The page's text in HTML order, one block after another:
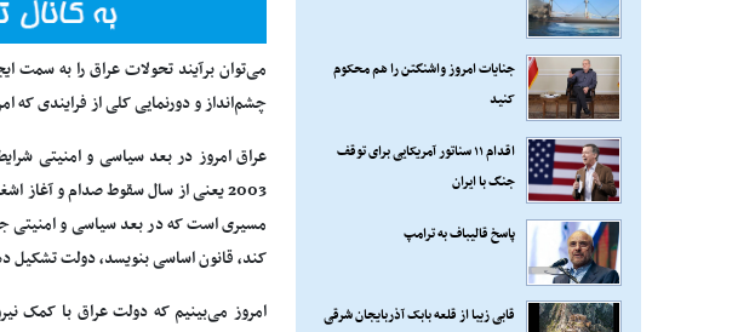
جنایات امروز واشنگتن را هم محکوم
کنید
اقدام ۱۱ سناتور آمریکایی برای توقف
جنگ با ایران
پاسخ قالیباف به ترامپ
قابی زیبا از قلعه بابک آذربایجان شرقی
می‌توان برآیند تحولات عراق را به سمت
چشم‌انداز و دورنمایی کلی از فرایندی که
عراق امروز در بعد سیاسی و امنیتی
2003 یعنی از سال سقوط صدام و
مسیری است که در بعد سیاسی و امنیتی
کند، قانون اساسی بنویسد، دولت تشکیل
امروز می‌بینیم که دولت عراق با کمک